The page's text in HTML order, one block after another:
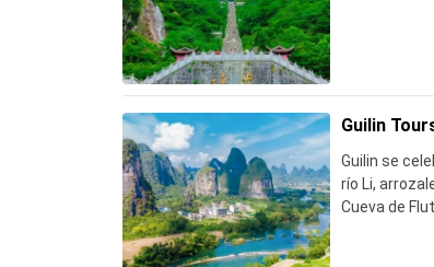
Guilin
Guilin se
río Li,
Cueva de